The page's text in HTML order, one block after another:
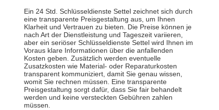
Ein 24 Std. Schlüsseldienste Settel zeichnet sich durch
eine transparente Preisgestaltung aus, um Ihnen
Klarheit und Vertrauen zu bieten. Die Preise können je
nach Art der Dienstleistung und Tageszeit variieren,
aber ein seriöser Schlüsseldienste Settel wird Ihnen im
Voraus klare Informationen über die anfallenden
Kosten geben. Zusätzlich werden eventuelle
Zusatzkosten wie Material- oder Reparaturkosten
transparent kommuniziert, damit Sie genau wissen,
womit Sie rechnen müssen. Eine transparente
Preisgestaltung sorgt dafür, dass Sie fair behandelt
werden und keine versteckten Gebühren zahlen
müssen.